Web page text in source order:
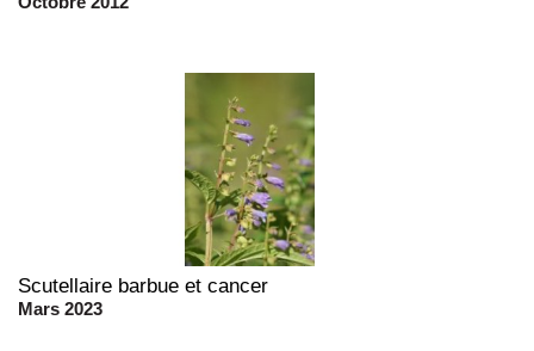
Scutellaire barbue et cancer
Mars 2023